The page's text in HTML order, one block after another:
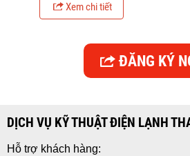
Xem chi tiết
ĐĂNG KÝ
DỊCH VỤ KỸ THUẬT ĐIỆN LẠNH
Hỗ trợ khách hàng: